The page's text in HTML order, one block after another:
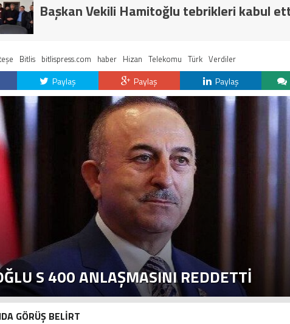
Başkan Vekili Hamitoğlu tebrikleri kabul
Bitlis bitlispress.com haber Hizan Telekomu Türk Verdiler
Paylaş Paylaş Paylaş
S 400 ANLAŞMASINI REDDETTI
GÖRÜŞ BELİRT